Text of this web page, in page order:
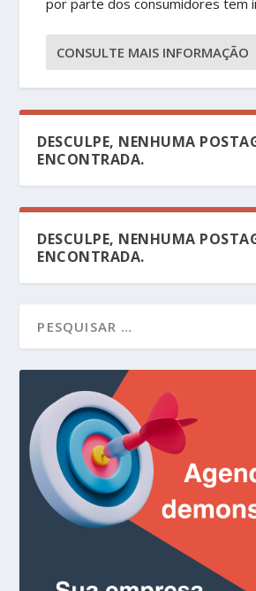
CONSULTE MAIS INFORMAÇÃO
DESCULPE, NENHUMA
ENCONTRADA.
DESCULPE, NENHUMA
ENCONTRADA.